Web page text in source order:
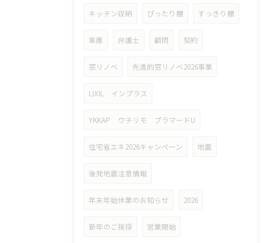
キッチン収納 ぴったり棚 すっきり棚
車庫 弁護士 顧問 契約
窓リノベ 先進的窓リノベ2026事業
LIXIL インプラス
YKKAP ウチリモ プラマードU
住宅省エネ2026キャンペーン 地震
後発地震注意情報
年末年始休業のお知らせ 2026
新年のご挨拶 営業開始